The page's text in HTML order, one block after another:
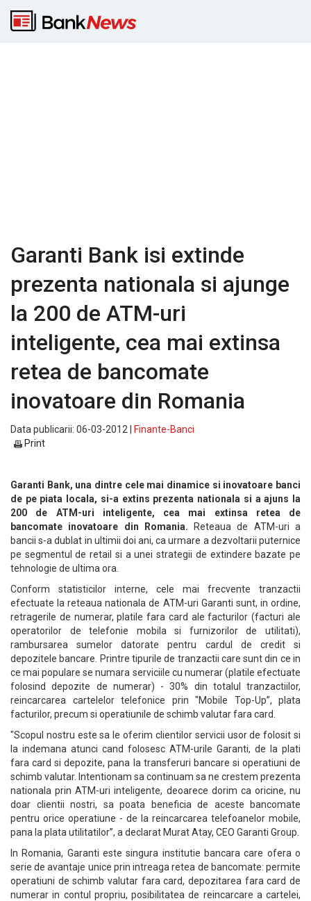
Garanti Bank isi extinde
prezenta nationala si ajunge
la 200 de ATM-uri
inteligente, cea mai extinsa
retea de bancomate
inovatoare din Romania
Data publicarii: 06-03-2012 |
Finante-Banci
Print
Garanti Bank, una dintre cele mai dinamice si inovatoare banci
de pe piata locala, si-a extins prezenta nationala si a ajuns la
200 de ATM-uri inteligente, cea mai extinsa retea de
bancomate inovatoare din Romania. Reteaua de ATM-uri a
bancii s-a dublat in ultimii doi ani, ca urmare a dezvoltarii puternice
pe segmentul de retail si a unei strategii de extindere bazate pe
tehnologie de ultima ora.
Conform statisticilor interne, cele mai frecvente tranzactii
efectuate la reteaua nationala de ATM-uri Garanti sunt, in ordine,
retragerile de numerar, platile fara card ale facturilor (facturi ale
operatorilor de telefonie mobila si furnizorilor de utilitati),
rambursarea sumelor datorate pentru cardul de credit si
depozitele bancare. Printre tipurile de tranzactii care sunt din ce in
ce mai populare se numara serviciile cu numerar (platile efectuate
folosind depozite de numerar) - 30% din totalul tranzactiilor,
reincarcarea cartelelor telefonice prin "Mobile Top-Up”, plata
facturilor, precum si operatiunile de schimb valutar fara card.
"Scopul nostru este sa le oferim clientilor servicii usor de folosit si
la indemana atunci cand folosesc ATM-urile Garanti, de la plati
fara card si depozite, pana la transferuri bancare si operatiuni de
schimb valutar. Intentionam sa continuam sa ne crestem prezenta
nationala prin ATM-uri inteligente, deoarece dorim ca oricine, nu
doar clientii nostri, sa poata beneficia de aceste bancomate
pentru orice operatiune - de la reincarcarea telefoanelor mobile,
pana la plata utilitatilor”, a declarat Murat Atay, CEO Garanti Group.
In Romania, Garanti este singura institutie bancara care ofera o
serie de avantaje unice prin intreaga retea de bancomate: permite
operatiuni de schimb valutar fara card, depozitarea fara card de
numerar in contul propriu, posibilitatea de reincarcare a cartelei,